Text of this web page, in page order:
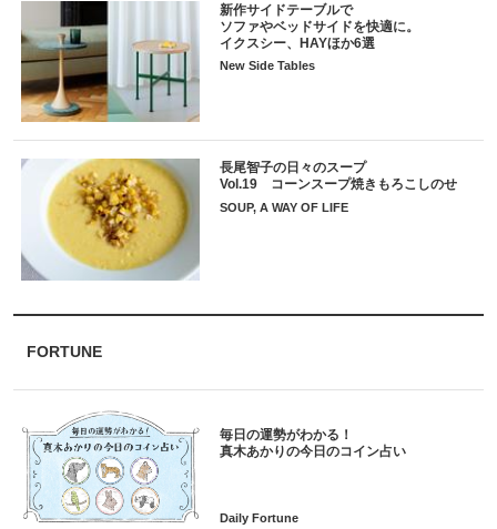
新作サイドテーブルで
ソファやベッドサイドを快適に。
イクスシー、HAYほか6選
New Side Tables
長尾智子の日々のスープ
Vol.19 コーンスープ焼きもろこしのせ
SOUP, A WAY OF LIFE
FORTUNE
毎日の運勢がわかる！